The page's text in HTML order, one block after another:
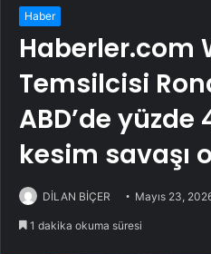
Haber
Haberler.com
Temsilcisi
ABD’de yüzde
kesim savaşı
DİLAN BİÇER Mayıs 23,
1 dakika okuma süresi